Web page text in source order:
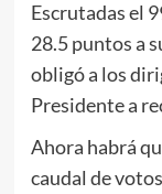
Escrutadas el
28.5 puntos a
obligó a los
Presidente a
Ahora habrá
caudal de